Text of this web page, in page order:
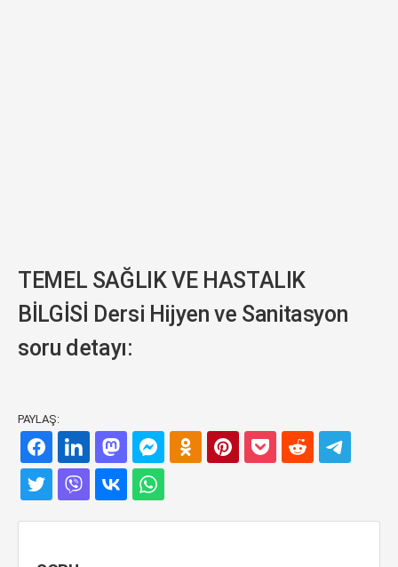
TEMEL SAĞLIK VE HASTALIK
BİLGİSİ Dersi Hijyen ve Sanitasyon
soru detayı:
PAYLAŞ: